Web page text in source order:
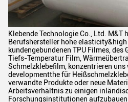
Klebende Technologie Co., Ltd. M&T
Berufshersteller hohe
kundengebundenen TPU Filmes, des
Tiefs-Temperatur Film,
Schmelzklebefilm, konzentrieren
developmentthe für
verwandte Produkte oder neue
Arbeitsverhältnis zu einigen
Forschungsinstitutionen